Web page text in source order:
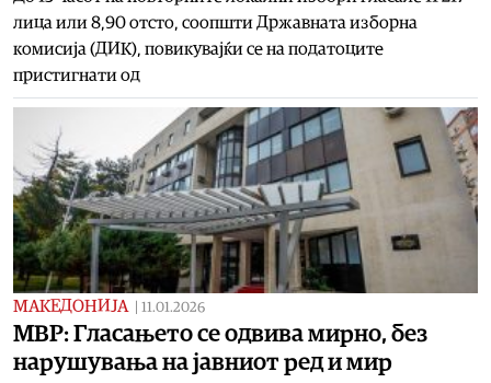
лица или 8,90 отсто, соопшти Државната изборна
комисија (ДИК), повикувајќи се на податоците
пристигнати од
МАКЕДОНИЈА 11.01.2026
МВР: Гласањето се одвива мирно, без
нарушувања на јавниот ред и мир